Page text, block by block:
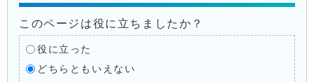
このページは役に立ちましたか？
役に立った
どちらともいえない